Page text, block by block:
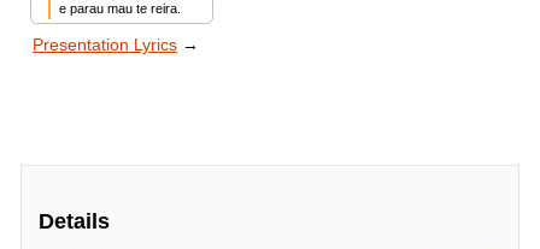
e parau mau te reira.
Presentation Lyrics →
Details